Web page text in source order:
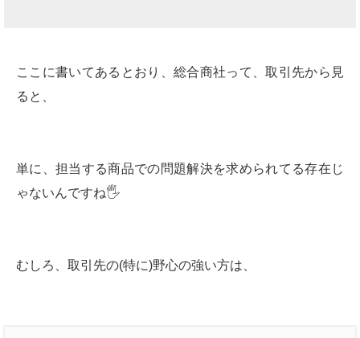
ここに書いてあるとおり、総合商社って、取引先から見
ると、
単に、担当する商品での問題解決を求められてる存在じ
ゃないんですね🖐
むしろ、取引先の(特に)野心の強い方は、